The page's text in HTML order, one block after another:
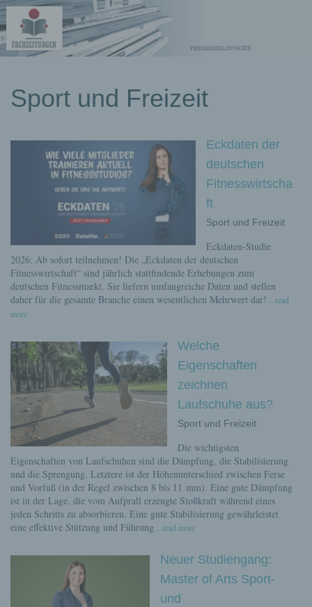
Pressemeldungen
Sport und Freizeit
Eckdaten der
deutschen
Fitnesswirtscha
ft
Sport und Freizeit
Eckdaten-Studie
2026: Ab sofort teilnehmen! Die „Eckdaten der deutschen
Fitnesswirtschaft“ sind jährlich stattfindende Erhebungen zum
deutschen Fitnessmarkt. Sie liefern umfangreiche Daten und stellen
daher für die gesamte Branche einen wesentlichen Mehrwert dar!
...read
more
Welche
Eigenschaften
zeichnen
Laufschuhe aus?
Sport und Freizeit
Die wichtigsten
Eigenschaften von Laufschuhen sind die Dämpfung, die Stabilisierung
und die Sprengung. Letztere ist der Höhenunterschied zwischen Ferse
und Vorfuß (in der Regel zwischen 8 bis 11 mm). Eine gute Dämpfung
ist in der Lage, die vom Aufprall erzeugte Stoßkraft während eines
jeden Schritts zu absorbieren. Eine gute Stabilisierung gewährleistet
eine effektive Stützung und Führung ...read more
Neuer Studiengang:
Master of Arts Sport-
und